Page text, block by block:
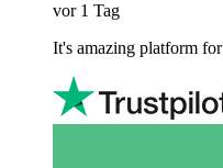
vor 1 Tag
It's amazing platform for